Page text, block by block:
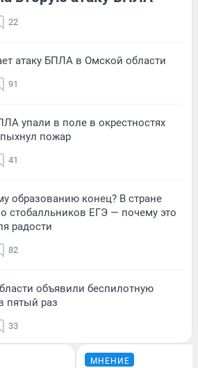
22
атаку БПЛА в Омской области
91
упали в поле в окрестностях
пожар
41
образованию конец? В стране
стобалльников ЕГЭ — почему это
радости
82
объявили беспилотную
пятый раз
33
МНЕНИЕ